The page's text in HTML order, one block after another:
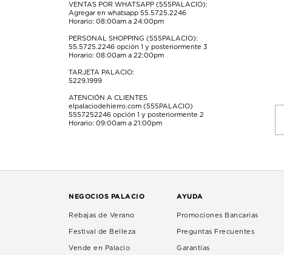
VENTAS POR WHATSAPP (555PALACIO):
Agregar en whatsapp 55.5725.2246
Horario: 08:00am a 24:00pm
PERSONAL SHOPPING (555PALACIO):
55.5725.2246 opción 1 y posteriormente 3
Horario: 08:00am a 22:00pm
TARJETA PALACIO:
5229.1999
ATENCIÓN A CLIENTES
elpalaciodehierro.com (555PALACIO)
5557252246 opción 1 y posteriormente 2
Horario: 09:00am a 21:00pm
NEGOCIOS PALACIO
Rebajas de Verano
Festival de Belleza
Vende en Palacio
AYUDA
Promociones Bancarias
Preguntas Frecuentes
Garantías